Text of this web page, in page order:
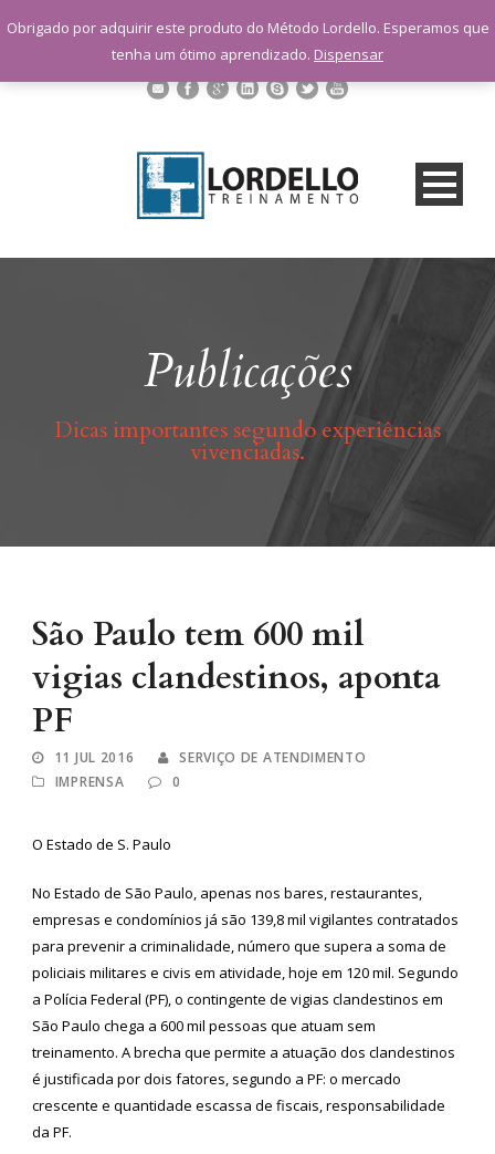
sac@lordellotreinamento.com.br
+55 11 9 1398-3091
Publicações
Dicas importantes segundo experiências
vivenciadas.
São Paulo tem 600 mil
vigias clandestinos, aponta
PF
11 JUL 2016
SERVIÇO DE ATENDIMENTO
IMPRENSA
0
O Estado de S. Paulo
No Estado de São Paulo, apenas nos bares, restaurantes,
empresas e condomínios já são 139,8 mil vigilantes contratados
para prevenir a criminalidade, número que supera a soma de
policiais militares e civis em atividade, hoje em 120 mil. Segundo
a Polícia Federal (PF), o contingente de vigias clandestinos em
São Paulo chega a 600 mil pessoas que atuam sem
treinamento. A brecha que permite a atuação dos clandestinos
é justificada por dois fatores, segundo a PF: o mercado
crescente e quantidade escassa de fiscais, responsabilidade
da PF.
Obrigado por adquirir este produto do Método Lordello. Esperamos que
tenha um ótimo aprendizado. Dispensar